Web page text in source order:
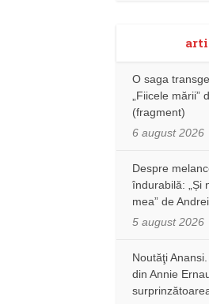
O saga
„Fiicele
(fragment)
6 august 2026
Despre
îndurabilă: „Și
mea” de
5 august 2026
Noutăţi
din Annie